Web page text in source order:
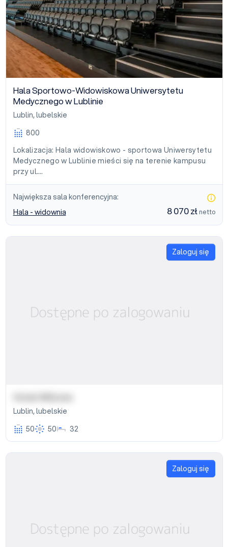
Hala Sportowo-Widowiskowa Uniwersytetu
Medycznego w Lublinie
Lublin,lubelskie
800
Lokalizacja: Hala widowiskowo - sportowa Uniwersytetu
Medycznego w Lublinie mieści się na terenie kampusu
przy ul.…
Największa sala konferencyjna:
Hala - widownia
8 070 zł netto
Zaloguj się
Lublin,lubelskie
50
50 32
Zaloguj się